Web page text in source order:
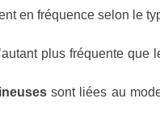
en fréquence selon le
plus fréquente que
sont liées au